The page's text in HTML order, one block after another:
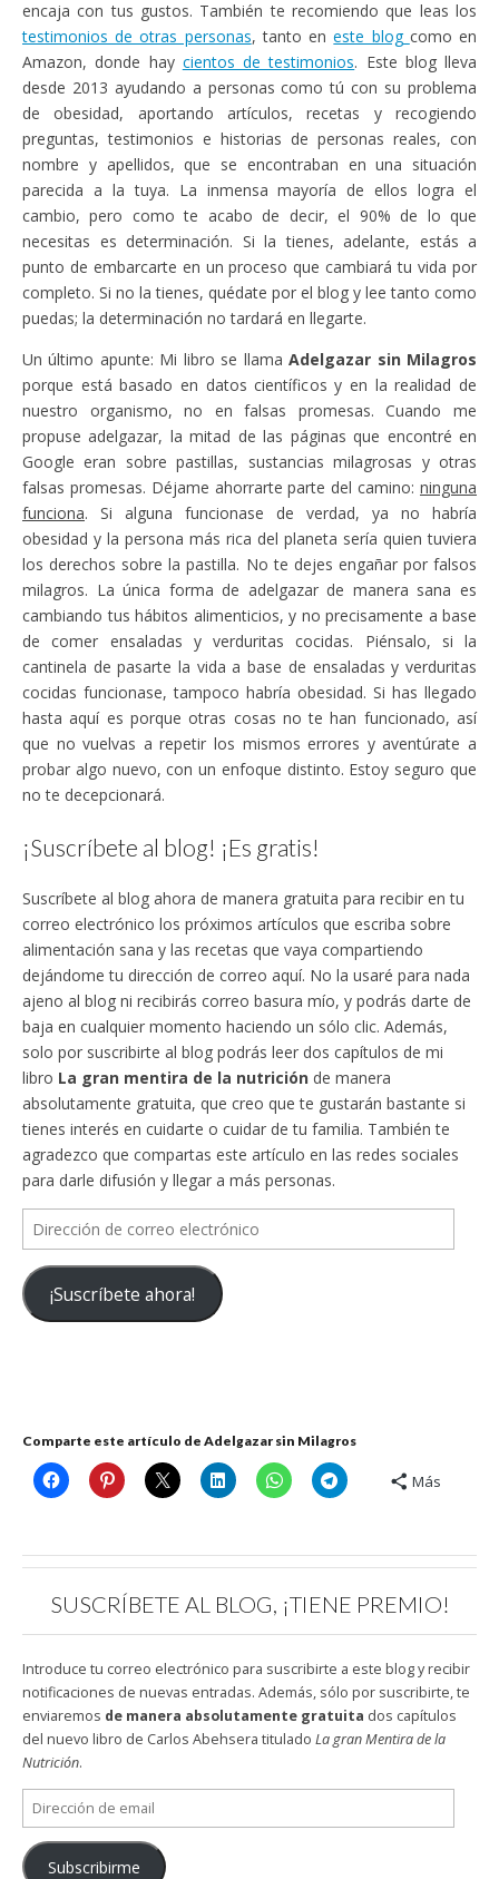
encaja con tus gustos. También te recomiendo que leas los
testimonios de otras personas, tanto eneste blog como en
Amazon, donde hay cientos de testimonios. Este blog lleva
desde 2013 ayudando a personas como tú con su problema
de obesidad, aportando artículos, recetas y recogiendo
preguntas, testimonios e historias de personas reales, con
nombre y apellidos, que se encontraban en una situación
parecida a la tuya. La inmensa mayoría de ellos logra el
cambio, pero como te acabo de decir, el 90% de lo que
necesitas es determinación. Si la tienes, adelante, estás a
punto de embarcarte en un proceso que cambiará tu vida por
completo. Si no la tienes, quédate por el blog y lee tanto como
puedas; la determinación no tardará en llegarte.
Un último apunte: Mi libro se llamaAdelgazar sin Milagros
porque está basado en datos científicos y en la realidad de
nuestro organismo, no en falsas promesas. Cuando me
propuse adelgazar, la mitad de las páginas que encontré en
Google eran sobre pastillas, sustancias milagrosas y otras
falsas promesas. Déjame ahorrarte parte del camino: ninguna
funciona. Si alguna funcionase de verdad, ya no habría
obesidad y la persona más rica del planeta sería quien tuviera
los derechos sobre la pastilla. No te dejes engañar por falsos
milagros. La única forma de adelgazar de manera sana es
cambiando tus hábitos alimenticios, y no precisamente a base
de comer ensaladas y verduritas cocidas. Piénsalo, si la
cantinela de pasarte la vida a base de ensaladas y verduritas
cocidas funcionase, tampoco habría obesidad. Si has llegado
hasta aquí es porque otras cosas no te han funcionado, así
que no vuelvas a repetir los mismos errores y aventúrate a
probar algo nuevo, con un enfoque distinto. Estoy seguro que
no te decepcionará.
¡Suscríbete al blog! ¡Es gratis!
Suscríbete al blog ahora de manera gratuita para recibir en tu
correo electrónico los próximos artículos que escriba sobre
alimentación sana y las recetas que vaya compartiendo
dejándome tu dirección de correo aquí. No la usaré para nada
ajeno al blog ni recibirás correo basura mío, y podrás darte de
baja en cualquier momento haciendo un sólo clic. Además,
solo por suscribirte al blog podrás leer dos capítulos de mi
libro La gran mentira de la nutrición de manera
absolutamente gratuita, que creo que te gustarán bastante si
tienes interés en cuidarte o cuidar de tu familia. También te
agradezco que compartas este artículo en las redes sociales
para darle difusión y llegar a más personas.
Dirección
de
correo
electrónico
¡Suscríbete ahora!
Comparte este artículo de Adelgazar sin Milagros
Más
SUSCRÍBETE AL BLOG, ¡TIENE PREMIO!
Introduce tu correo electrónico para suscribirte a este blog y recibir
notificaciones de nuevas entradas. Además, sólo por suscribirte, te
enviaremos de manera absolutamente gratuita dos capítulos
del nuevo libro de Carlos Abehsera titulado La gran Mentira de la
Nutrición.
Dirección
de
email
Subscribirme